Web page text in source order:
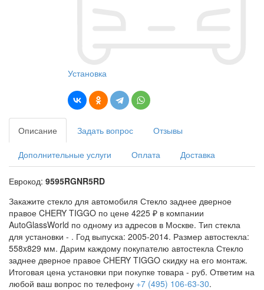
Установка
Описание Задать вопрос Отзывы
Дополнительные услуги Оплата Доставка
Еврокод: 9595RGNR5RD
Закажите стекло для автомобиля Стекло заднее дверное
правое CHERY TIGGO по цене 4225 ₽ в компании
AutoGlassWorld по одному из адресов в Москве. Тип стекла
для установки - . Год выпуска: 2005-2014. Размер автостекла:
558x829 мм. Дарим каждому покупателю автостекла Стекло
заднее дверное правое CHERY TIGGO скидку на его монтаж.
Итоговая цена установки при покупке товара - руб. Ответим на
любой ваш вопрос по телефону +7 (495) 106-63-30.